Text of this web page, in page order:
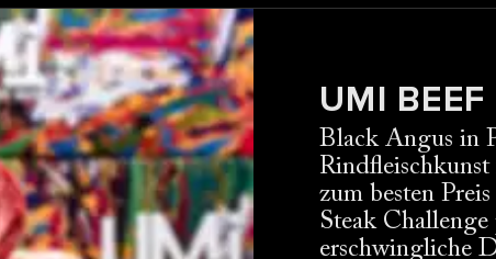
UMI BEEF
Black Angus in
zum besten
Steak Challenge
erschwingliche